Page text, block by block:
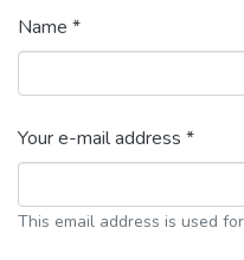
Name *
Your e-mail address *
This email address is used